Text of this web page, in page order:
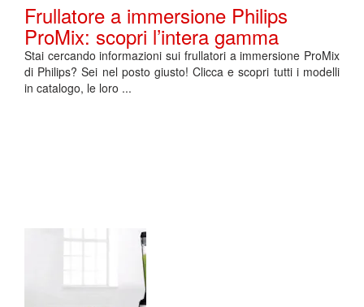
Frullatore a immersione Philips
ProMix: scopri l’intera gamma
Stai cercando informazioni sui frullatori a immersione ProMix
di Philips? Sei nel posto giusto! Clicca e scopri tutti i modelli
in catalogo, le loro ...